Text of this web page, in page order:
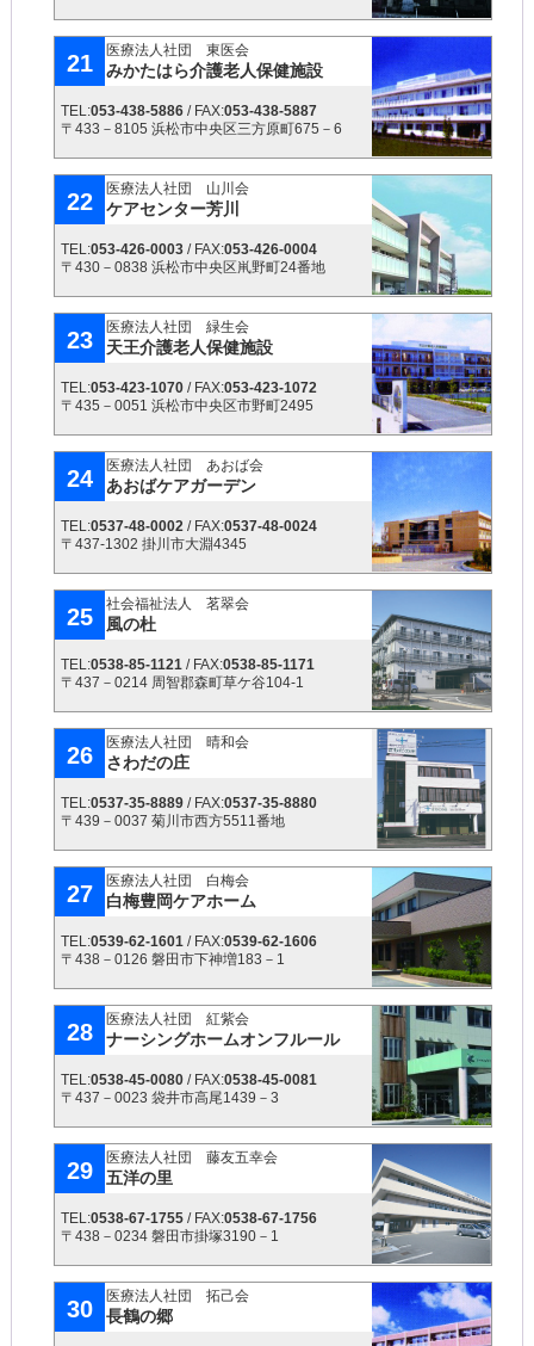
21 医療法人社団 東医会
みかたはら介護老人保健施設
TEL:053-438-5886/ FAX:053-438-5887
〒433－8105 浜松市中央区三方原町675－6
22 医療法人社団 山川会
ケアセンター芳川
TEL:053-426-0003/ FAX:053-426-0004
〒430－0838 浜松市中央区鼡野町24番地
23 医療法人社団 緑生会
天王介護老人保健施設
TEL:053-423-1070/ FAX:053-423-1072
〒435－0051 浜松市中央区市野町2495
24 医療法人社団 あおば会
あおばケアガーデン
TEL:0537-48-0002/ FAX:0537-48-0024
〒437-1302 掛川市大淵4345
25 社会福祉法人 茗翠会
風の杜
TEL:0538-85-1121/ FAX:0538-85-1171
〒437－0214 周智郡森町草ケ谷104-1
26 医療法人社団 晴和会
さわだの庄
TEL:0537-35-8889/ FAX:0537-35-8880
〒439－0037 菊川市西方5511番地
27 医療法人社団 白梅会
白梅豊岡ケアホーム
TEL:0539-62-1601/ FAX:0539-62-1606
〒438－0126 磐田市下神増183－1
28 医療法人社団 紅紫会
ナーシングホームオンフルール
TEL:0538-45-0080/ FAX:0538-45-0081
〒437－0023 袋井市高尾1439－3
29 医療法人社団 藤友五幸会
五洋の里
TEL:0538-67-1755/ FAX:0538-67-1756
〒438－0234 磐田市掛塚3190－1
30 医療法人社団 拓己会
長鶴の郷